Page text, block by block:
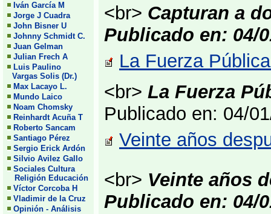
Iván García M
Jorge J Cuadra
John Bisner U
Johnny Schmidt C.
Juan Gelman
Julian Frech A
Luis Paulino
Vargas Solis (Dr.)
Max Lacayo L.
Mundo Laico
Noam Chomsky
Reinhardt Acuña T
Roberto Sancam
Santiago Pérez
Sergio Erick Ardón
Silvio Avilez Gallo
Sociales Cultura
Religión Educación
Víctor Corcoba H
Vladimir de la Cruz
Opinión - Análisis
<br> Capturan a
Publicado en: 04/
La Fuerza
<br> La Fuerza
Publicado en: 04/
Veinte años
<br> Veinte años
Publicado en: 04/